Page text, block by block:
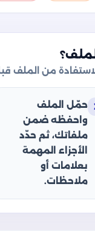
من الملف
حمّل الملف
واحفظه ضمن
ملفاتك، ثم حدّد
الأجزاء المهمة
بعلامات أو
ملاحظات.